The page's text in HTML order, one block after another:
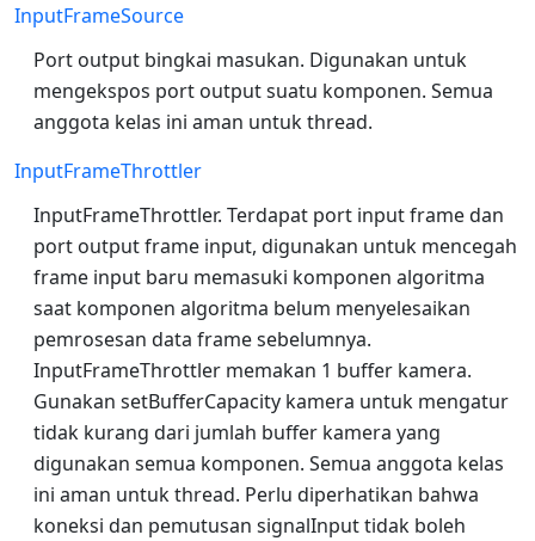
InputFrameSource
Port output bingkai masukan. Digunakan untuk
mengekspos port output suatu komponen. Semua
anggota kelas ini aman untuk thread.
InputFrameThrottler
InputFrameThrottler. Terdapat port input frame dan
port output frame input, digunakan untuk mencegah
frame input baru memasuki komponen algoritma
saat komponen algoritma belum menyelesaikan
pemrosesan data frame sebelumnya.
InputFrameThrottler memakan 1 buffer kamera.
Gunakan setBufferCapacity kamera untuk mengatur
tidak kurang dari jumlah buffer kamera yang
digunakan semua komponen. Semua anggota kelas
ini aman untuk thread. Perlu diperhatikan bahwa
koneksi dan pemutusan signalInput tidak boleh